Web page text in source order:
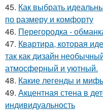
45. Как выбрать
по размеру и комфорту
46. Перегородка -
47. Квартира, которая
так как дизайн
атмосферный и уютный.
48. Какие легенды и
49. Акцентная стена в
индивидуальность